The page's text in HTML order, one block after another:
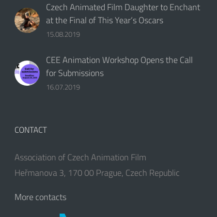
Czech Animated Film Daughter to Enchant
at the Final of This Year‘s Oscars
15.08.2019
CEE Animation Workshop Opens the Call
for Submissions
16.07.2019
CONTACT
Association of Czech Animation Film
Heřmanova 3, 170 00 Prague, Czech Republic
More contacts